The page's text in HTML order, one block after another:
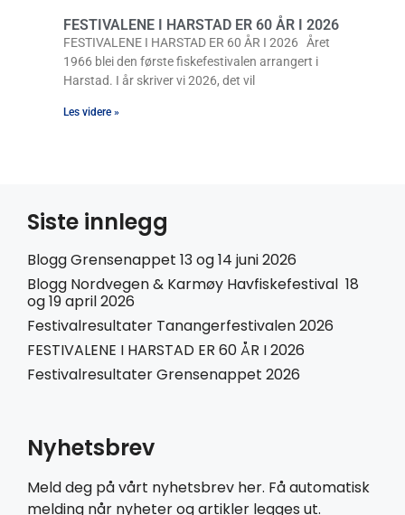
FESTIVALENE I HARSTAD ER 60 ÅR I 2026
FESTIVALENE I HARSTAD ER 60 ÅR I 2026 Året
1966 blei den første fiskefestivalen arrangert i
Harstad. I år skriver vi 2026, det vil
Les videre »
Siste innlegg
Blogg Grensenappet 13 og 14 juni 2026
Blogg Nordvegen & Karmøy Havfiskefestival 18
og 19 april 2026
Festivalresultater Tanangerfestivalen 2026
FESTIVALENE I HARSTAD ER 60 ÅR I 2026
Festivalresultater Grensenappet 2026
Nyhetsbrev
Meld deg på vårt nyhetsbrev her. Få automatisk
melding når nyheter og artikler legges ut.